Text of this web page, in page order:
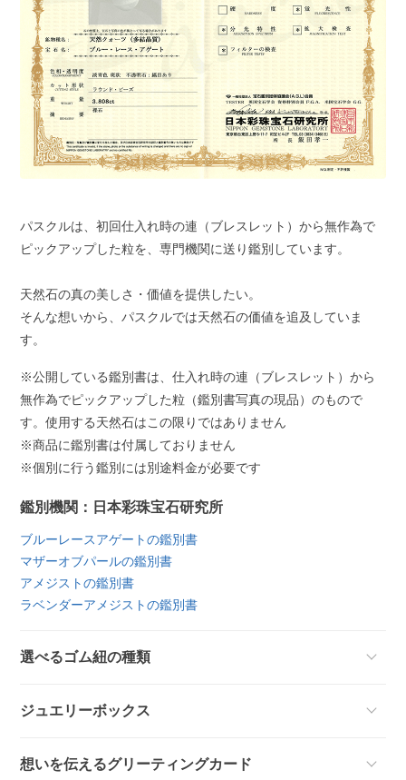
パスクルは、初回仕入れ時の連（ブレスレット）から無作為で
ピックアップした粒を、専門機関に送り鑑別しています。
天然石の真の美しさ・価値を提供したい。
そんな想いから、パスクルでは天然石の価値を追及していま
す。
※公開している鑑別書は、仕入れ時の連（ブレスレット）から
無作為でピックアップした粒（鑑別書写真の現品）のもので
す。使用する天然石はこの限りではありません
※商品に鑑別書は付属しておりません
※個別に行う鑑別には別途料金が必要です
鑑別機関：日本彩珠宝石研究所
ブルーレースアゲートの鑑別書
マザーオブパールの鑑別書
アメジストの鑑別書
ラベンダーアメジストの鑑別書
選べるゴム紐の種類
ジュエリーボックス
想いを伝えるグリーティングカード